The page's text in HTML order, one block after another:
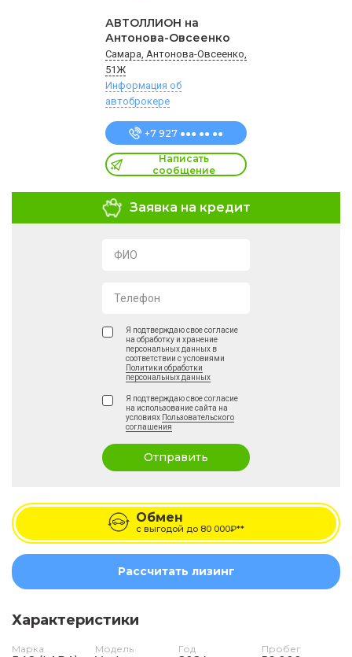
АВТОЛЛИОН на
Антонова-Овсеенко
Самара, Антонова-Овсеенко,
51Ж
Информация об
автоброкере
+7 927 ●●● ●● ●●
Написать
сообщение
Заявка на кредит
ФИО
Телефон
Я подтверждаю свое согласие
на обработку и хранение
персональных данных в
соответствии с условиями
Политики обработки
персональных данных
Я подтверждаю свое согласие
на использование сайта на
условиях Пользовательского
соглашения
Отправить
Обмен
с выгодой до 80 000₽**
Рассчитать лизинг
Характеристики
Марка Модель Год Пробег